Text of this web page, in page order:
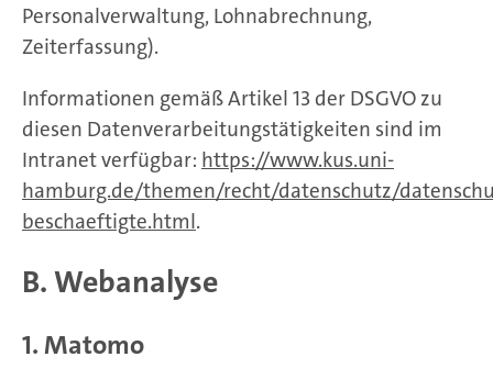
Personalverwaltung, Lohnabrechnung,
Zeiterfassung).
Informationen gemäß Artikel 13 der DSGVO zu
diesen Datenverarbeitungstätigkeiten sind im
Intranet verfügbar: https://www.kus.uni-
hamburg.de/themen/recht/datenschutz/
beschaeftigte.html.
B. Webanalyse
1. Matomo